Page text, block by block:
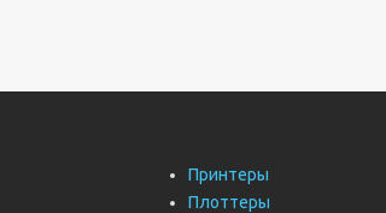
Принтеры
Плоттеры